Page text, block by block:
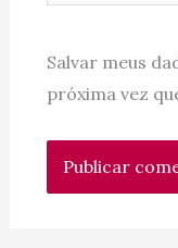
Salvar meus
próxima vez